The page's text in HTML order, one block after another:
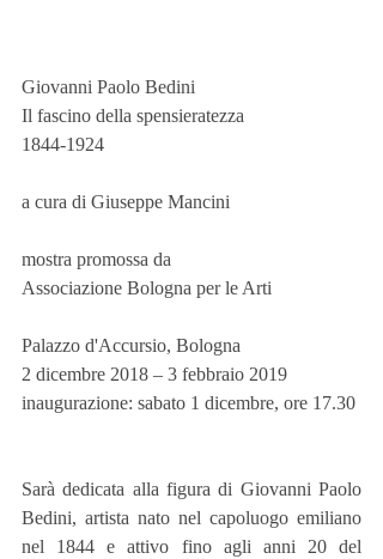
Giovanni Paolo Bedini
Il fascino della spensieratezza
1844-1924
a cura di Giuseppe Mancini
mostra promossa da
Associazione Bologna per le Arti
Palazzo d'Accursio, Bologna
2 dicembre 2018 – 3 febbraio 2019
inaugurazione: sabato 1 dicembre, ore 17.30
Sarà dedicata alla figura di Giovanni Paolo
Bedini, artista nato nel capoluogo emiliano
nel 1844 e attivo fino agli anni 20 del